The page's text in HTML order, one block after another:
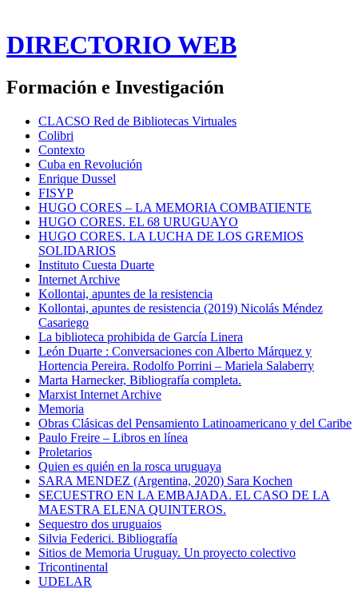
DIRECTORIO WEB
Formación e Investigación
CLACSO Red de Bibliotecas Virtuales
Colibri
Contexto
Cuba en Revolución
Enrique Dussel
FISYP
HUGO CORES – LA MEMORIA COMBATIENTE
HUGO CORES. EL 68 URUGUAYO
HUGO CORES. LA LUCHA DE LOS GREMIOS
SOLIDARIOS
Instituto Cuesta Duarte
Internet Archive
Kollontai, apuntes de la resistencia
Kollontai, apuntes de resistencia (2019) Nicolás Méndez
Casariego
La biblioteca prohibida de García Linera
León Duarte : Conversaciones con Alberto Márquez y
Hortencia Pereira. Rodolfo Porrini – Mariela Salaberry
Marta Harnecker, Bibliografía completa.
Marxist Internet Archive
Memoria
Obras Clásicas del Pensamiento Latinoamericano y del Caribe
Paulo Freire – Libros en línea
Proletarios
Quien es quién en la rosca uruguaya
SARA MENDEZ (Argentina, 2020) Sara Kochen
SECUESTRO EN LA EMBAJADA. EL CASO DE LA
MAESTRA ELENA QUINTEROS.
Sequestro dos uruguaios
Silvia Federici. Bibliografía
Sitios de Memoria Uruguay. Un proyecto colectivo
Tricontinental
UDELAR